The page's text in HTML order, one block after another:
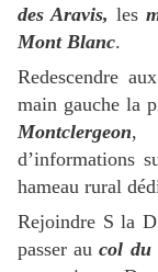
des Aravis, les
Mont Blanc.
Redescendre
main gauche la
Montclergeon,
d’informations
hameau rural
Rejoindre S la
passer aucol du